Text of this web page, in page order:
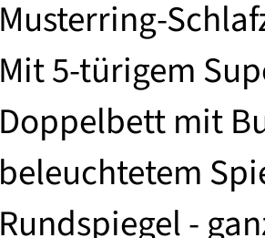
Musterring-
Mit 5-türigem
Doppelbett mit
beleuchtetem
Rundspiegel -